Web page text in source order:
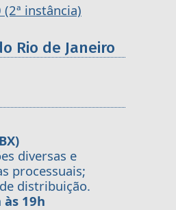
instância)
Rio de Janeiro
diversas e
processuais;
distribuição.
19h